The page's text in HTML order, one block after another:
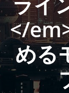
</
める